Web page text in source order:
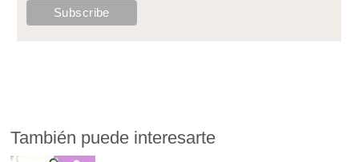
También puede interesarte